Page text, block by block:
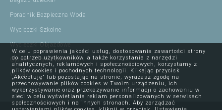
Poradnik Bezpieczna Woda
Wycieczki Szkolne
Wycieczki Objazdowe
Ojcowski Park Narodowy
Wczasy
W celu poprawienia jakości usług, dostosowania zawartości strony
do potrzeb użytkowników, a także korzystania z narzędzi
analitycznych, reklamowych i społecznościowych, korzystamy z
plików cookies i pochodnych technologii. Klikając przycisk
„Akceptuję” lub pozostając na stronie, wyrażasz zgodę na
przechowywanie plików cookies w Twoim urządzeniu, ich
wykorzystywanie oraz przekazywanie informacji o zachowaniu w
sieci w celu wyświetlania reklam personalizowanych w serwisach
społecznościowych i na innych stronach. Aby zarządzać